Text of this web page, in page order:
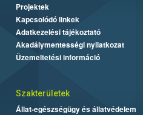
Projektek
Kapcsolódó linkek
Adatkezelési tájékoztató
Akadálymentességi nyilatkozat
Üzemeltetési információ
Szakterületek
Állat-egészségügy és állatvédelem